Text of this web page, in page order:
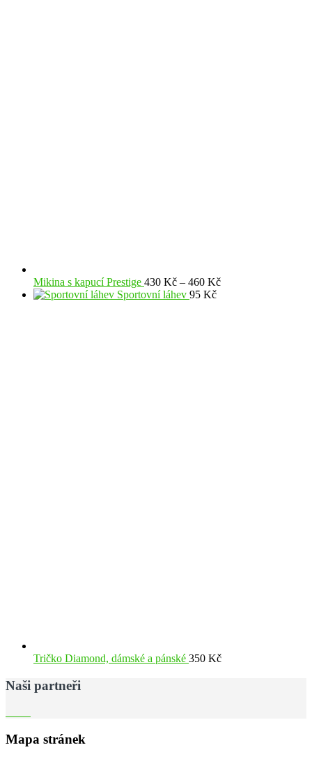
Mikina s kapucí Prestige 430 Kč – 460 KčRozpětí
Sportovní láhev 95 Kč
Tričko Diamond, dámské a pánské 350 Kč
Naši partneři
Mapa stránek